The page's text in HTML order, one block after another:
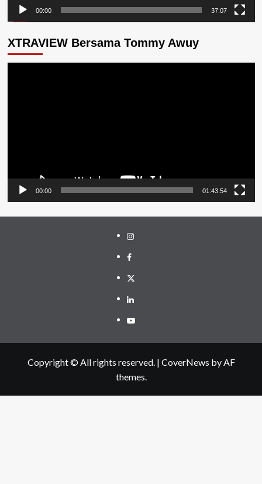
00:00 37:07
XTRAVIEW Bersama Tommy Awuy
00:00 01:43:54
Instagram
Facebook
Twitter
Linkedin
Youtube
Copyright © All rights reserved. | CoverNews by AF
themes.